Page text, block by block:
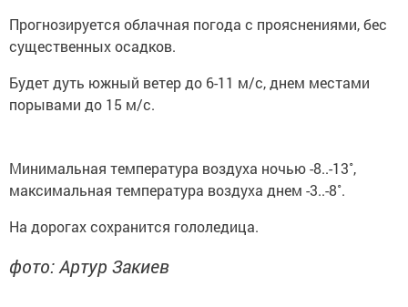
Прогнозируется облачная погода с прояснениями, бес
существенных осадков.
Будет дуть южный ветер до 6-11 м/с, днем местами
порывами до 15 м/с.
Минимальная температура воздуха ночью -8..-13˚,
максимальная температура воздуха днем -3..-8˚.
На дорогах сохранится гололедица.
фото: Артур Закиев